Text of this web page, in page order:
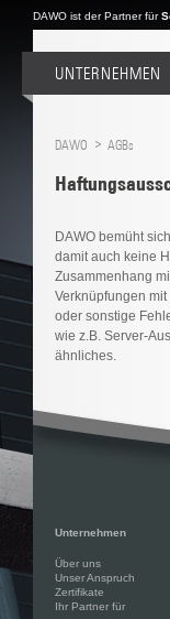
DAWO ist der Partner für
UNTERNEHMEN
DAWO AGBs
DAWO bemüht
damit auch keine
Zusammenhang
Verknüpfungen
oder sonstige
wie z.B. Server-
ähnliches.
Unternehmen
Über uns
Unser Anspruch
Zertifikate
Ihr Partner für